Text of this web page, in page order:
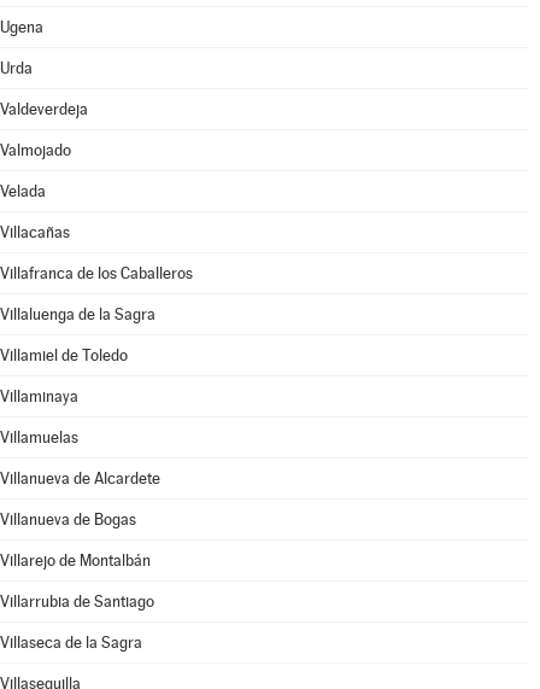
Ugena
Urda
Valdeverdeja
Valmojado
Velada
Villacañas
Villafranca de los Caballeros
Villaluenga de la Sagra
Villamiel de Toledo
Villaminaya
Villamuelas
Villanueva de Alcardete
Villanueva de Bogas
Villarejo de Montalbán
Villarrubia de Santiago
Villaseca de la Sagra
Villasequilla